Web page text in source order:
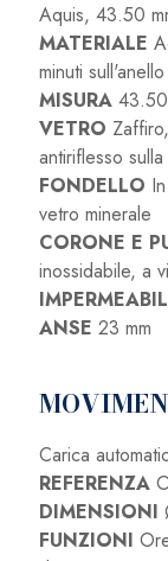
Aquis, 43.50
MATERIALE
minuti
MISURA
VETRO
antiriflesso
FONDELLO
vetro minerale
CORONE E
inossidabile, a
ANSE 23 mm
Carica
REFERENZA
DIMENSIONI
FUNZIONI